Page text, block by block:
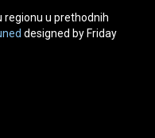
regionu u prethodnih
designed by Friday